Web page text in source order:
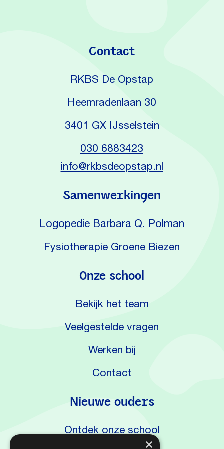
Nieuwe ouders
Ontdek onze school
Onze school
Bekijk het team
Veelgestelde vragen
Werken bij
Contact
Samenwerkingen
Logopedie Barbara Q. Polman
Fysiotherapie Groene Biezen
Contact
RKBS De Opstap
Heemradenlaan 30
3401 GX IJsselstein
030 6883423
info@rkbsdeopstap.nl
×